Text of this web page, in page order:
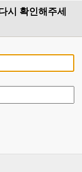
시 확인해주세